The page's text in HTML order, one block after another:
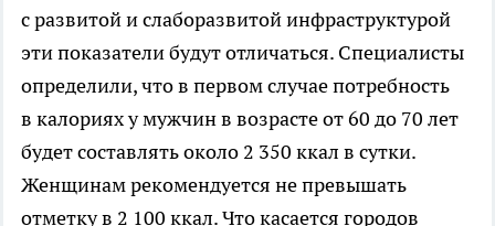
с развитой и слаборазвитой инфраструктурой
эти показатели будут отличаться. Специалисты
определили, что в первом случае потребность
в калориях у мужчин в возрасте от 60 до 70 лет
будет составлять около 2 350 ккал в сутки.
Женщинам рекомендуется не превышать
отметку в 2 100 ккал. Что касается городов